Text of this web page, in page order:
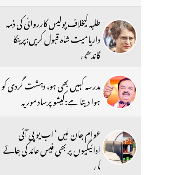
طلبہ کیخلاف پولیس کارروائی کی ذمہ
داریامیت شاہ قبول کریں:پرینکا
گاندھی
مدرسہ کہیں بھی ہو، دہشت گردی کو
ہوا دیتا ہے:کیشو پرساد موریہ
عوام جان لیں ‘ اب یو پی آئی
ادائیگیوں پر بھی فیس عائد کی جائے
گی